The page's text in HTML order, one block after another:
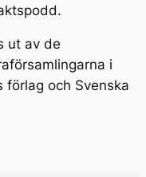
ut av de
i
förlag och Svenska